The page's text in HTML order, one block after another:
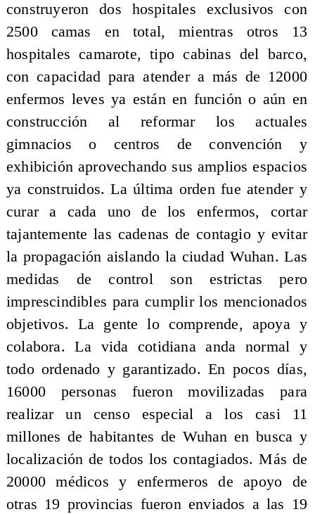
construyeron dos hospitales exclusivos con
2500 camas en total, mientras otros 13
hospitales camarote, tipo cabinas del barco,
con capacidad para atender a más de 12000
enfermos leves ya están en función o aún en
construcción al reformar los actuales
gimnacios o centros de convención y
exhibición aprovechando sus amplios espacios
ya construidos. La última orden fue atender y
curar a cada uno de los enfermos, cortar
tajantemente las cadenas de contagio y evitar
la propagación aislando la ciudad Wuhan. Las
medidas de control son estrictas pero
imprescindibles para cumplir los mencionados
objetivos. La gente lo comprende, apoya y
colabora. La vida cotidiana anda normal y
todo ordenado y garantizado. En pocos días,
16000 personas fueron movilizadas para
realizar un censo especial a los casi 11
millones de habitantes de Wuhan en busca y
localización de todos los contagiados. Más de
20000 médicos y enfermeros de apoyo de
otras 19 provincias fueron enviados a las 19